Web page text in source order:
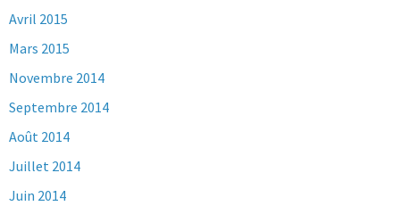
Avril 2015
Mars 2015
Novembre 2014
Septembre 2014
Août 2014
Juillet 2014
Juin 2014